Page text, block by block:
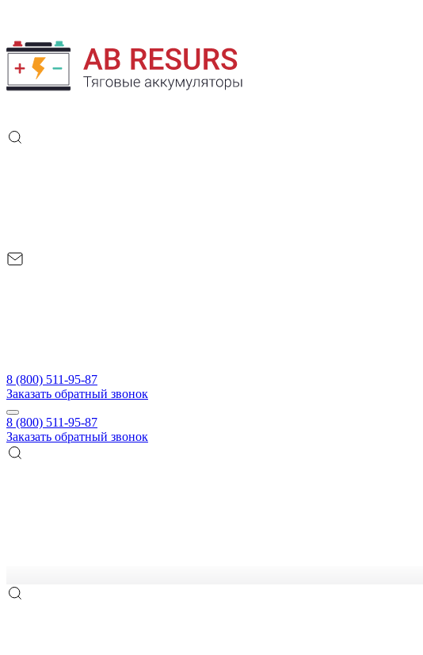
8 (800) 511-95-87
Заказать обратный звонок
8 (800) 511-95-87
Заказать обратный звонок